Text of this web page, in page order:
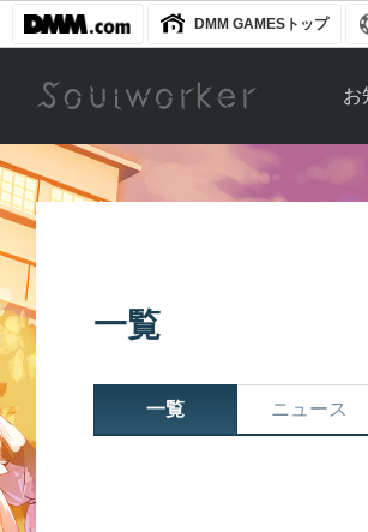
DMM GAMESトップ
お
お
一覧
一覧 ニュース